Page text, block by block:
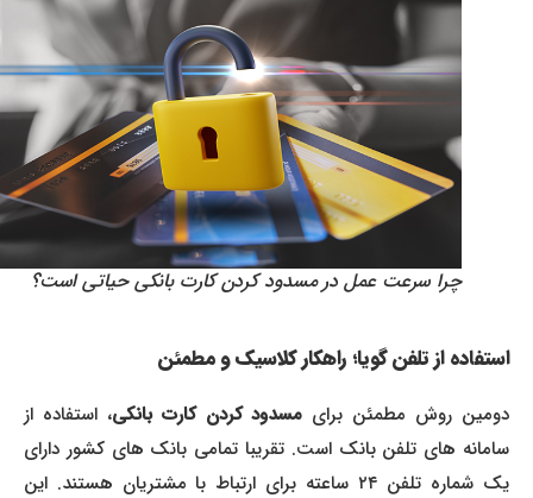
چرا سرعت عمل در مسدود کردن کارت بانکی حیاتی است؟
استفاده از تلفن گویا؛ راهکار کلاسیک و مطمئن
دومین روش مطمئن برایمسدود کردن کارت بانکی، استفاده از
سامانه های تلفن بانک است. تقریبا تمامی بانک های کشور دارای
یک شماره تلفن ۲۴ ساعته برای ارتباط با مشتریان هستند. این